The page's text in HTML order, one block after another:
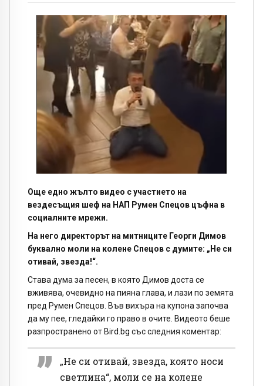
Още едно жълто видео с участието на
вездесъщия шеф на НАП Румен Спецов цъфна в
социалните мрежи.
На него директорът на митниците Георги Димов
буквално моли на колене Спецов с думите: „Не си
отивай, звезда!“.
Става дума за песен, в която Димов доста се
вживява, очевидно на пияна глава, и лази по земята
пред Румен Спецов. Във вихъра на купона започва
да му пее, гледайки го право в очите. Видеото беше
разпространено от Bird.bg със следния коментар:
„Не си отивай, звезда, която носи
светлина“, моли се на колене